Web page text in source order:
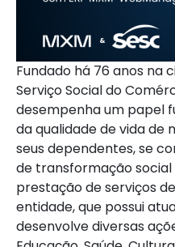
Fundado há 76 anos na
Serviço Social do
desempenha um papel
da qualidade de vida de
seus dependentes, se
de transformação
prestação de serviços
entidade, que possui
desenvolve diversas